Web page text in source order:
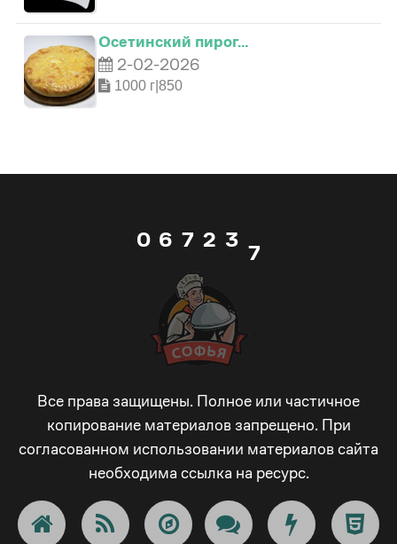
Осетинский пирог…
2-02-2026
1000 г|850
0
3
4
5
2
3
6
8
9
_
-
3
4
7
8
9
_
-
+
2
3
4
5
6
7
3
5
6
7
8
3
7
_
-
+
Все права защищены. Полное или частичное
копирование материалов запрещено. При
согласованном использовании материалов сайта
необходима ссылка на ресурс.